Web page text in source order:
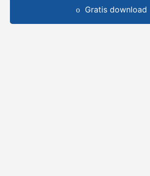
Gratis download